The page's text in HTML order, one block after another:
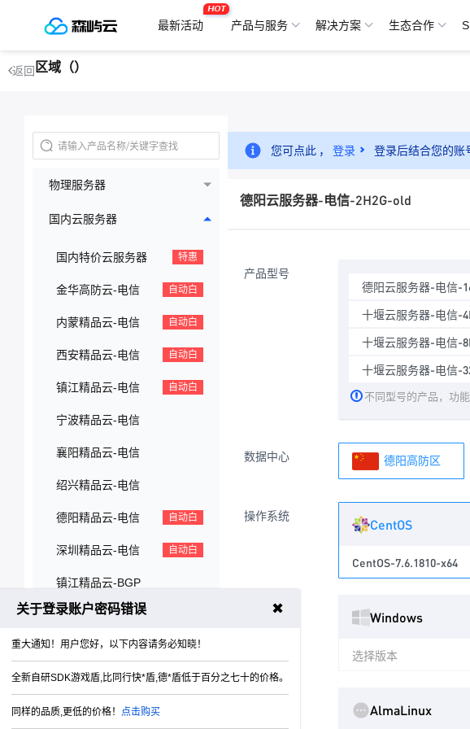
最新活动
HOT
产品与服务 解决方案 生态合作
返回 区域（）
物理服务器
国内云服务器
国内特价云服务器 特惠
金华高防云-电信 自动白
内蒙精品云-电信 自动白
西安精品云-电信 自动白
镇江精品云-电信 自动白
宁波精品云-电信
襄阳精品云-电信
绍兴精品云-电信
德阳精品云-电信 自动白
深圳精品云-电信 自动白
镇江精品云-BGP
绍兴精品云-BGP
中国香港精品云 推荐
中国香港轻量云 最新
中国香港高防云
您可点此 ， 登录 登录后结合您的账
德阳云服务器-电信-2H2G-old
产品型号
德阳云服务器-电信-
十堰云服务器-电信-
十堰云服务器-电信-
十堰云服务器-电信-
不同型号的产品，功
数据中心 德阳高防区
操作系统
CentOS
CentOS-7.6.1810-x64
Windows
选择版本
AlmaLinux
关于登录账户密码错误 ✖
重大通知！用户您好，以下内容请务必知晓！
全新自研SDK游戏盾,比同行快*盾,德*盾低于百分之七十的价格。
同样的品质,更低的价格！ 点击购买